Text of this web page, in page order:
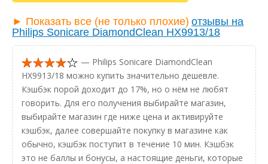
► Показать все (не только плохие) отзывы на
Philips Sonicare DiamondClean HX9913/18
— Philips Sonicare DiamondClean
HX9913/18 можно купить значительно дешевле.
Кэшбэк порой доходит до 17%, но о нём не любят
говорить. Для его получения выбирайте магазин,
выбирайте магазин где ниже цена и активируйте
кэшбэк, далее совершайте покупку в магазине как
обычно, кэшбэк поступит в течение 10 мин. Кэшбэк
это не баллы и бонусы, а настоящие деньги, которые